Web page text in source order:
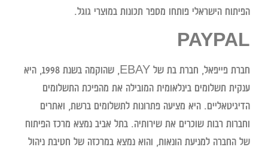
הפיתוח הישראלי פותחו מספר תכונות במוצרי גוגל.
PAYPAL
חברת פייפאל, חברת בת של EBAY, שהוקמה בשנת 1998, היא
ענקית תשלומים בינלאומית המובילה את מהפיכת התשלומים
הדיגיטאליים. היא מציעה פתרונות לתשלומים ברשת, ואתרים
וחברות רבות שוכרים את שירותיה. בתל אביב נמצא מרכז הפיתוח
של החברה למניעת הונאות, והוא נמצא במרכזה של חטיבת ניהול